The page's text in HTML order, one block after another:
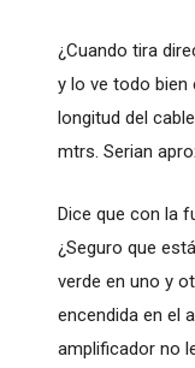
¿Cuando tira
y lo ve todo bien
longitud del
mtrs. Serian
Dice que con la
¿Seguro que
verde en uno y
encendida en el
amplificador no